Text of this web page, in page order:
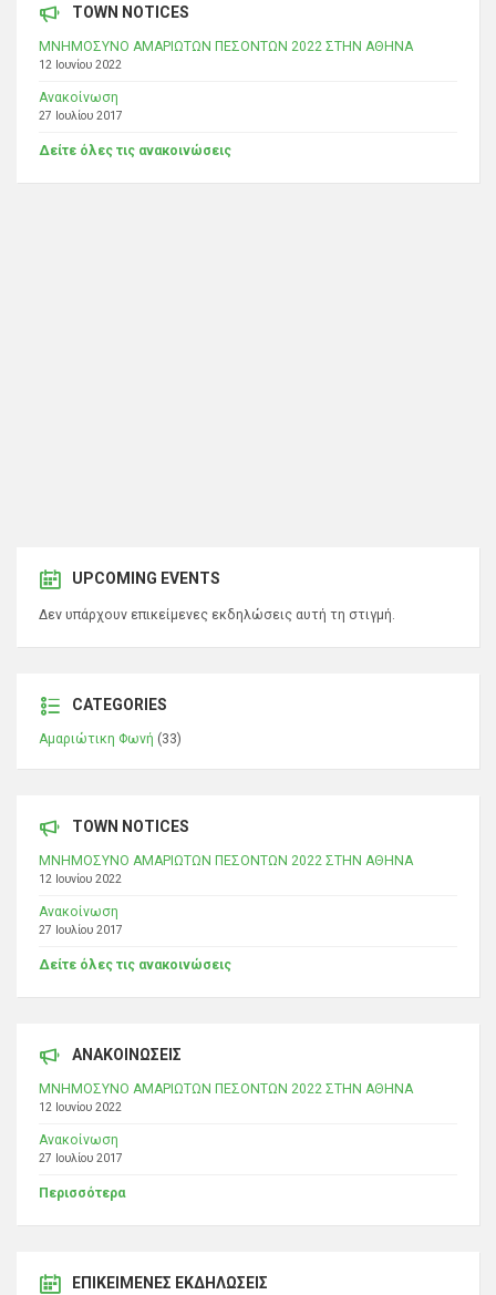
TOWN NOTICES
ΜΝΗΜΟΣΥΝΟ ΑΜΑΡΙΩΤΩΝ ΠΕΣΟΝΤΩΝ 2022 ΣΤΗΝ ΑΘΗΝΑ
12 Ιουνίου 2022
Ανακοίνωση
27 Ιουλίου 2017
Δείτε όλες τις ανακοινώσεις
UPCOMING EVENTS
Δεν υπάρχουν επικείμενες εκδηλώσεις αυτή τη στιγμή.
CATEGORIES
Αμαριώτικη Φωνή (33)
TOWN NOTICES
ΜΝΗΜΟΣΥΝΟ ΑΜΑΡΙΩΤΩΝ ΠΕΣΟΝΤΩΝ 2022 ΣΤΗΝ ΑΘΗΝΑ
12 Ιουνίου 2022
Ανακοίνωση
27 Ιουλίου 2017
Δείτε όλες τις ανακοινώσεις
ΑΝΑΚΟΙΝΩΣΕΙΣ
ΜΝΗΜΟΣΥΝΟ ΑΜΑΡΙΩΤΩΝ ΠΕΣΟΝΤΩΝ 2022 ΣΤΗΝ ΑΘΗΝΑ
12 Ιουνίου 2022
Ανακοίνωση
27 Ιουλίου 2017
Περισσότερα
ΕΠΙΚΕΊΜΕΝΕΣ ΕΚΔΗΛΏΣΕΙΣ